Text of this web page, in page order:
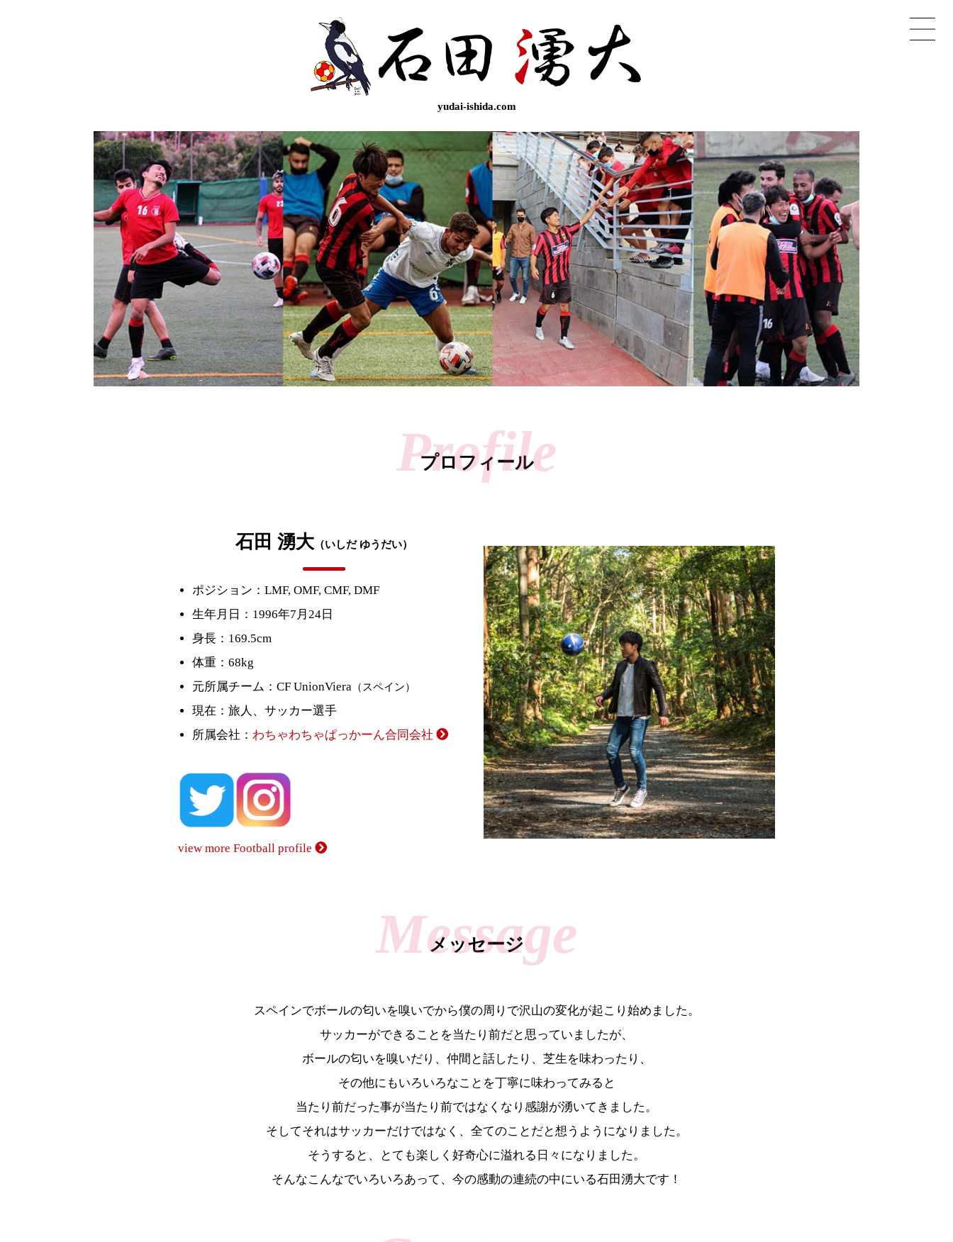
yudai-ishida.com
プロフィール
石田 湧大 （いしだ ゆうだい）
ポジション：LMF, OMF, CMF, DMF
生年月日：1996年7月24日
身長：169.5cm
体重：68kg
元所属チーム：CF UnionViera （スペイン）
現在：旅人、サッカー選手
所属会社： わちゃわちゃぱっかーん合同会社
view more Football profile
メッセージ
スペインでボールの匂いを嗅いでから僕の周りで沢山の変化が起こり始めました。
サッカーができることを当たり前だと思っていましたが、
ボールの匂いを嗅いだり、仲間と話したり、芝生を味わったり、
その他にもいろいろなことを丁寧に味わってみると
当たり前だった事が当たり前ではなくなり感謝が湧いてきました。
そしてそれはサッカーだけではなく、全てのことだと想うようになりました。
そうすると、とても楽しく好奇心に溢れる日々になりました。
そんなこんなでいろいろあって、今の感動の連続の中にいる石田湧大です！